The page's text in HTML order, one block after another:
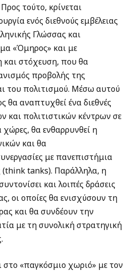
τούτο, κρίνεται
ενός διεθνούς εμβέλειας
Γλώσσας και
«Όμηρος» και με
και στόχευση, που θα
προβολής της
του πολιτισμού. Μέσω αυτού
θα αναπτυχθεί ένα διεθνές
και πολιτιστικών κέντρων σε
χώρες, θα ενθαρρυνθεί η
και θα
με πανεπιστήμια
(think tanks). Παράλληλα, η
και λοιπές δράσεις
οι οποίες θα ενισχύσουν τη
και θα συνδέουν την
με τη συνολική στρατηγική
στο «παγκόσμιο χωριό» με τον